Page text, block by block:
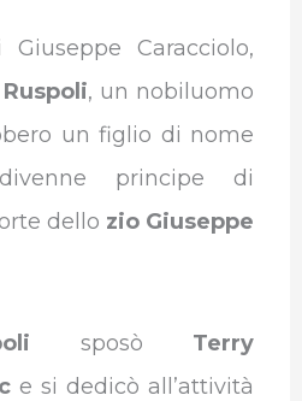
Caracciolo,
, un nobiluomo
un figlio di nome
principe di
dello zio Giuseppe
sposò Terry
e si dedicò all’attività